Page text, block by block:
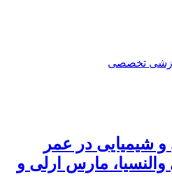
تخصصی
و شیمیایی در عمر
والنسیا، مارس ارلی و